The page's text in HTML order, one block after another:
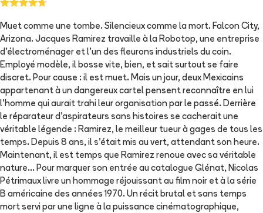
Muet comme une tombe. Silencieux comme la mort. Falcon City,
Arizona. Jacques Ramirez travaille à la Robotop, une entreprise
d'électroménager et l'un des fleurons industriels du coin.
Employé modèle, il bosse vite, bien, et sait surtout se faire
discret. Pour cause : il est muet. Mais un jour, deux Mexicains
appartenant à un dangereux cartel pensent reconnaître en lui
l'homme qui aurait trahi leur organisation par le passé. Derrière
le réparateur d'aspirateurs sans histoires se cacherait une
véritable légende : Ramirez, le meilleur tueur à gages de tous les
temps. Depuis 8 ans, il s'était mis au vert, attendant son heure.
Maintenant, il est temps que Ramirez renoue avec sa véritable
nature... Pour marquer son entrée au catalogue Glénat, Nicolas
Pétrimaux livre un hommage réjouissant au film noir et à la série
B américaine des années 1970. Un récit brutal et sans temps
mort servi par une ligne à la puissance cinématographique,